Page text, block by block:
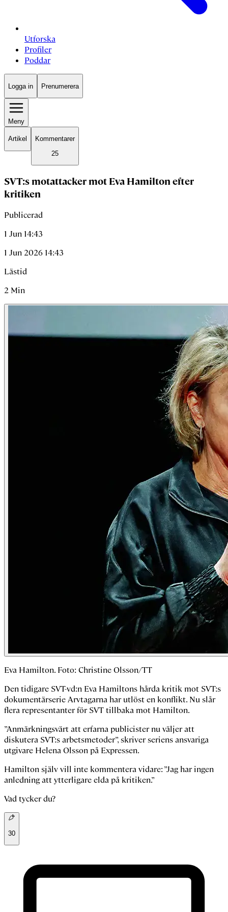
Utforska
Profiler
Poddar
Logga in Prenumerera
Meny
Artikel
Kommentarer
25
SVT:s motattacker mot Eva Hamilton efter
kritiken
Publicerad
1 Jun 14:43
1 Jun 2026 14:43
Lästid
2 Min
Eva Hamilton. Foto: Christine Olsson/TT
Den tidigare SVT-vd:n Eva Hamiltons hårda kritik mot SVT:s
dokumentärserieArvtagarna har utlöst en konflikt. Nu slår
flera representanter för SVT tillbaka mot Hamilton.
”Anmärkningsvärt att erfarna publicister nu väljer att
diskutera SVT:s arbetsmetoder”,skriverseriens ansvariga
utgivare Helena Olsson på Expressen.
Hamilton själv vill inte kommentera vidare:”Jag har ingen
anledning att ytterligare elda på kritiken.”
Vad tycker du?
30